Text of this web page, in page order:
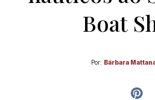
Boat
Por: Bárbara